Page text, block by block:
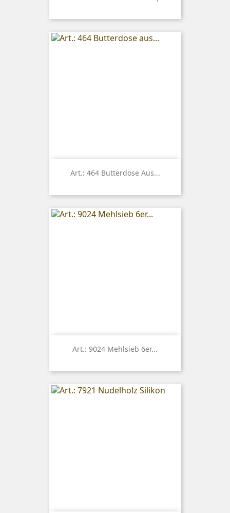
Art.: 464 Butterdose Aus...
Art.: 9024 Mehlsieb 6er...